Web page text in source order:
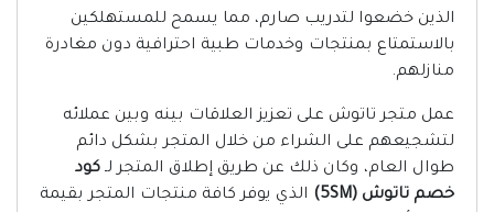
الذين خضعوا لتدريب صارم، مما يسمح للمستهلكين
بالاستمتاع بمنتجات وخدمات طبية احترافية دون مغادرة
منازلهم.
عمل متجر تاتوش على تعزيز العلاقات بينه وبين عملائه
لتشجيعهم على الشراء من خلال المتجر بشكل دائم
طوال العام، وكان ذلك عن طريق إطلاق المتجر لـ كود
خصم تاتوش (5SM)
الذي يوفر كافة منتجات المتجر بقيمة